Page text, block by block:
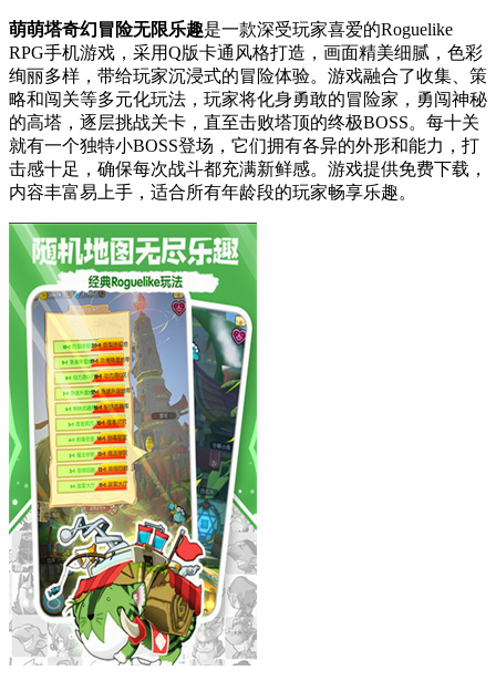
萌萌塔奇幻冒险无限乐趣是一款深受玩家喜爱的Roguelike
RPG手机游戏，采用Q版卡通风格打造，画面精美细腻，色彩
绚丽多样，带给玩家沉浸式的冒险体验。游戏融合了收集、策
略和闯关等多元化玩法，玩家将化身勇敢的冒险家，勇闯神秘
的高塔，逐层挑战关卡，直至击败塔顶的终极BOSS。每十关
就有一个独特小BOSS登场，它们拥有各异的外形和能力，打
击感十足，确保每次战斗都充满新鲜感。游戏提供免费下载，
内容丰富易上手，适合所有年龄段的玩家畅享乐趣。